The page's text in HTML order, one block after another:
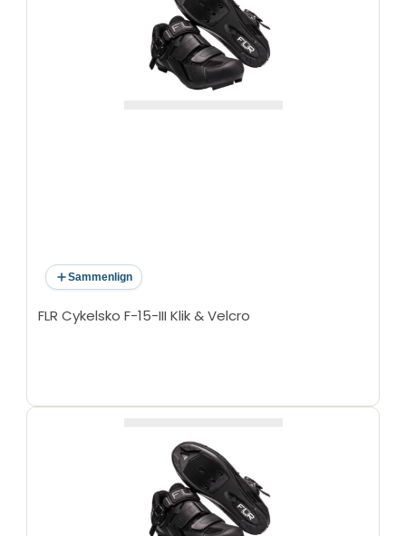
Sammenlign
FLR Cykelsko F-15-III Klik & Velcro